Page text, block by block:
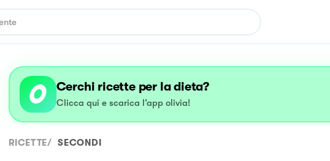
Cerchi ricette per la dieta?
Clicca qui e scarica l’app olivia!
RICETTE/ SECONDI